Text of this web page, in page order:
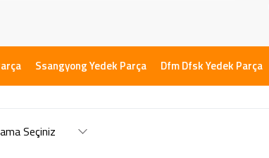
Ssangyong Yedek Parça Dfm Dfsk Yedek Parça